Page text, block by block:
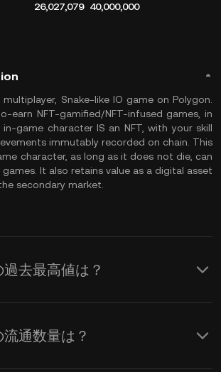
26,027,079 40,000,000
Snake-like IO game on Polygon.
earn NFT-gamified/NFT-infused games, in
game character IS an NFT, with your skill
immutably recorded on chain. This
character, as long as it does not die, can
It also retains value as a digital asset
secondary market.
去最高値は？
通数量は？